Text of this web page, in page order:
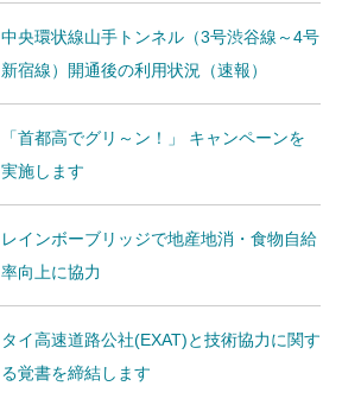
中央環状線山手トンネル（3号渋谷線～4号
新宿線）開通後の利用状況（速報）
「首都高でグリ～ン！」 キャンペーンを
実施します
レインボーブリッジで地産地消・食物自給
率向上に協力
タイ高速道路公社(EXAT)と技術協力に関す
る覚書を締結します